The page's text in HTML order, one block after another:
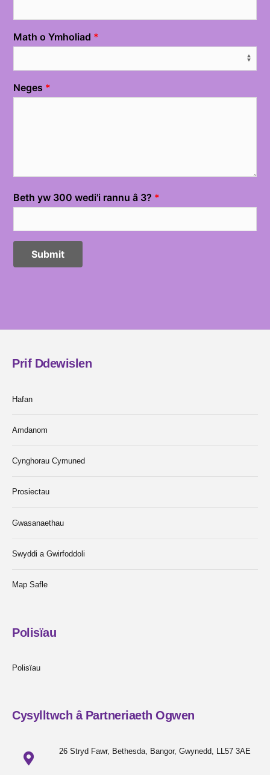
Prif Ddewislen
Hafan
Amdanom
Cynghorau Cymuned
Prosiectau
Gwasanaethau
Swyddi a Gwirfoddoli
Map Safle
Polisïau
Polisïau
Cysylltwch â Partneriaeth Ogwen
26 Stryd Fawr, Bethesda, Bangor, Gwynedd, LL57 3AE